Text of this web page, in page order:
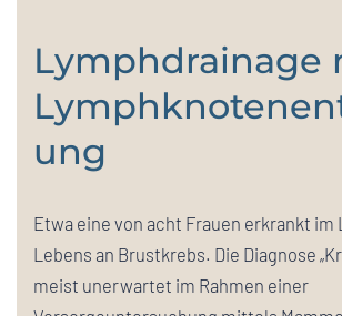
Lymphdrainage
ung
Etwa eine von acht Frauen erkrankt im
Lebens an Brustkrebs. Die Diagnose
meist unerwartet im Rahmen einer